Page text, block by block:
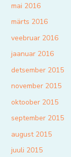
mai 2016
märts 2016
veebruar 2016
jaanuar 2016
detsember 2015
november 2015
oktoober 2015
september 2015
august 2015
juuli 2015